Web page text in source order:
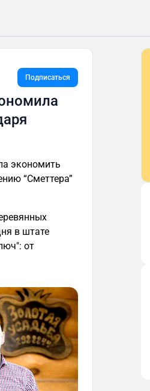
Подписаться